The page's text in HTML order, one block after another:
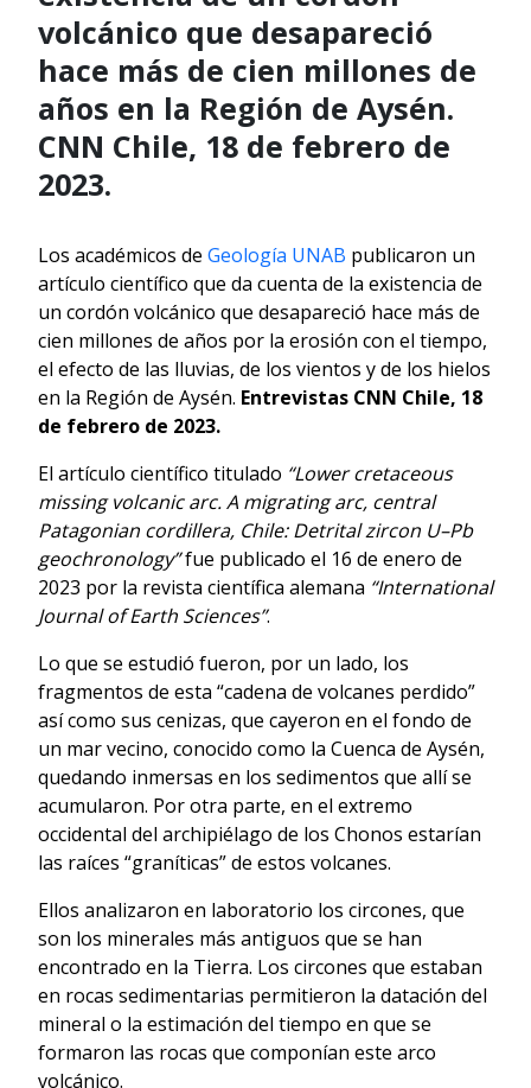
volcánico que desapareció
hace más de cien millones de
años en la Región de Aysén.
CNN Chile, 18 de febrero de
2023.
Los académicos de Geología UNAB publicaron un
artículo científico que da cuenta de la existencia de
un cordón volcánico que desapareció hace más de
cien millones de años por la erosión con el tiempo,
el efecto de las lluvias, de los vientos y de los hielos
en la Región de Aysén. Entrevistas CNN Chile, 18
de febrero de 2023.
El artículo científico titulado “Lower cretaceous
missing volcanic arc. A migrating arc, central
Patagonian cordillera, Chile: Detrital zircon U–Pb
geochronology”fue publicado el 16 de enero de
2023 por la revista científica alemana “International
Journal of Earth Sciences”.
Lo que se estudió fueron, por un lado, los
fragmentos de esta “cadena de volcanes perdido”
así como sus cenizas, que cayeron en el fondo de
un mar vecino, conocido como la Cuenca de Aysén,
quedando inmersas en los sedimentos que allí se
acumularon. Por otra parte, en el extremo
occidental del archipiélago de los Chonos estarían
las raíces “graníticas” de estos volcanes.
Ellos analizaron en laboratorio los circones, que
son los minerales más antiguos que se han
encontrado en la Tierra. Los circones que estaban
en rocas sedimentarias permitieron la datación del
mineral o la estimación del tiempo en que se
formaron las rocas que componían este arco
volcánico.